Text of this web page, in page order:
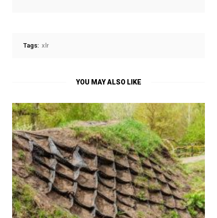
Tags: xlr
YOU MAY ALSO LIKE